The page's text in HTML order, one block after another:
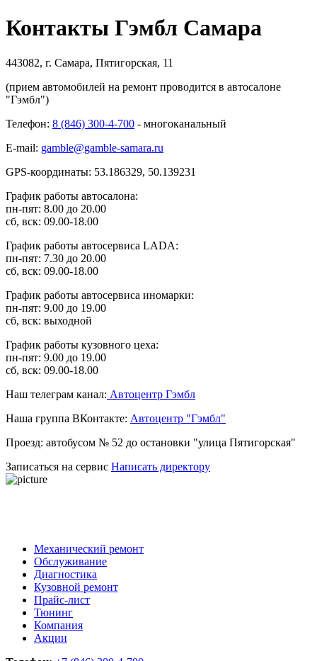
Контакты Гэмбл Самара
443082, г. Самара, Пятигорская, 11
(прием автомобилей на ремонт проводится в автосалоне
"Гэмбл")
Телефон: 8 (846) 300-4-700 - многоканальный
E-mail: gamble@gamble-samara.ru
GPS-координаты: 53.186329, 50.139231
График работы автосалона:
пн-пят: 8.00 до 20.00
сб, вск: 09.00-18.00
График работы автосервиса LADA:
пн-пят: 7.30 до 20.00
сб, вск: 09.00-18.00
График работы автосервиса иномарки:
пн-пят: 9.00 до 19.00
сб, вск: выходной
График работы кузовного цеха:
пн-пят: 9.00 до 19.00
сб, вск: 09.00-18.00
Наш телеграм канал: Автоцентр Гэмбл
Наша группа ВКонтакте: Автоцентр "Гэмбл"
Проезд: автобусом № 52 до остановки "улица Пятигорская"
Записаться на сервис Написать директору
Механический ремонт
Обслуживание
Диагностика
Кузовной ремонт
Прайс-лист
Тюнинг
Компания
Акции